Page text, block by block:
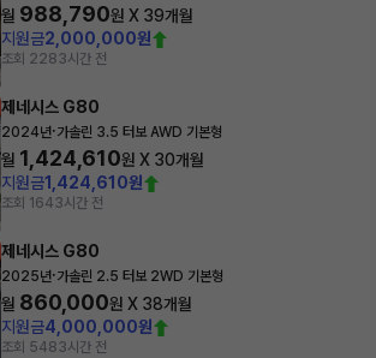
월 988,790원 X 39개월
지원금2,000,000원
조회 2283시간 전
제네시스 G80
2024년·가솔린 3.5 터보 AWD 기본형
월 1,424,610원 X 30개월
지원금1,424,610원
조회 1643시간 전
제네시스 G80
2025년·가솔린 2.5 터보 2WD 기본형
월 860,000원 X 38개월
지원금4,000,000원
조회 5483시간 전